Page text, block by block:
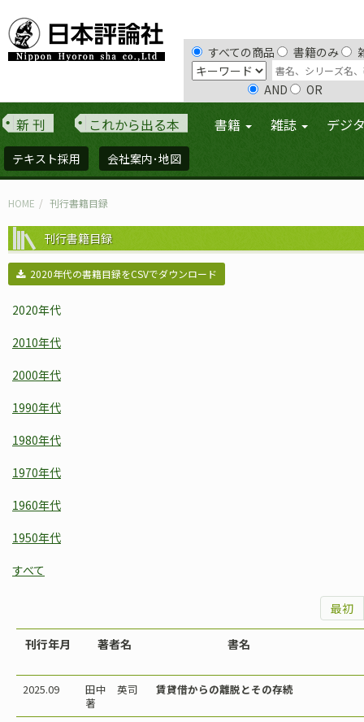
すべての商品 書籍のみ
AND OR
新 刊 これから出る本 書籍 雑誌 デジ
テキスト採用 会社案内･地図
HOME 刊行書籍目録
刊行書籍目録
2020年代の書籍目録をCSVでダウンロード
2020年代
2010年代
2000年代
1990年代
1980年代
1970年代
1960年代
1950年代
すべて
最初
刊行年月 著者名 書名
2025.09
田中 英司
著
賃貸借からの離脱とその存続